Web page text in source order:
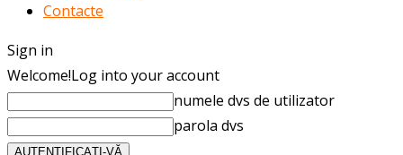
Contacte
Sign in
Welcome!Log into your account
numele dvs de utilizator
parola dvs